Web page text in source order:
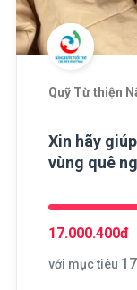
Quỹ Từ thiện
Xin hãy
vùng quê
17.000.400đ
với mục tiêu